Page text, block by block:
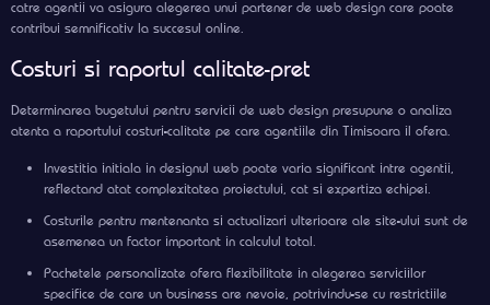
catre agentii va asigura alegerea unui partener de web design care poate
contribui semnificativ la succesul online.
Costuri si raportul calitate-pret
Determinarea bugetului pentru servicii de web design presupune o analiza
atenta a raportului costuri-calitate pe care agentiile din Timisoara il ofera.
Investitia initiala in designul web poate varia significant intre agentii,
reflectand atat complexitatea proiectului, cat si expertiza echipei.
Costurile pentru mentenanta si actualizari ulterioare ale site-ului sunt de
asemenea un factor important in calculul total.
Pachetele personalizate ofera flexibilitate in alegerea serviciilor
specifice de care un business are nevoie, potrivindu-se cu restrictiile